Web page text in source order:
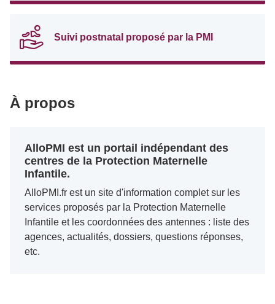
Suivi postnatal proposé par la PMI
À propos
AlloPMI est un portail indépendant des
centres de la Protection Maternelle
Infantile.
AlloPMI.fr est un site d'information complet sur les
services proposés par la Protection Maternelle
Infantile et les coordonnées des antennes : liste des
agences, actualités, dossiers, questions réponses,
etc.